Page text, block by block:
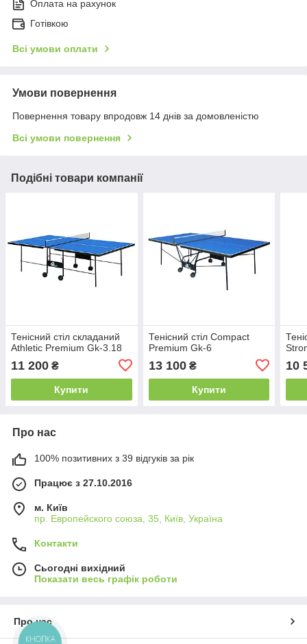
Оплата на рахунок
Готівкою
Всі умови оплати
Умови повернення
Повернення товару впродовж 14 днів за домовленістю
Всі умови повернення
Подібні товари компанії
Тенісний стіл складаний
Athletic Premium Gk-3.18
11 200 ₴
Купити
Тенісний стіл Compact
Premium Gk-6
13 100₴
Купити
10
Про нас
100% позитивних з 39 відгуків за рік
Працює з 27.10.2016
м. Київ
пр. Европейского союза, 35, Київ, Україна
Контакти
Сьогодні вихідний
Показати весь графік роботи
Про нас
КНОПКА